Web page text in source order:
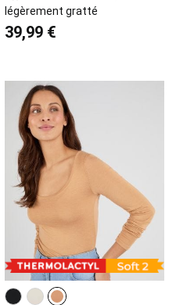
légèrement gratté
39,99 €